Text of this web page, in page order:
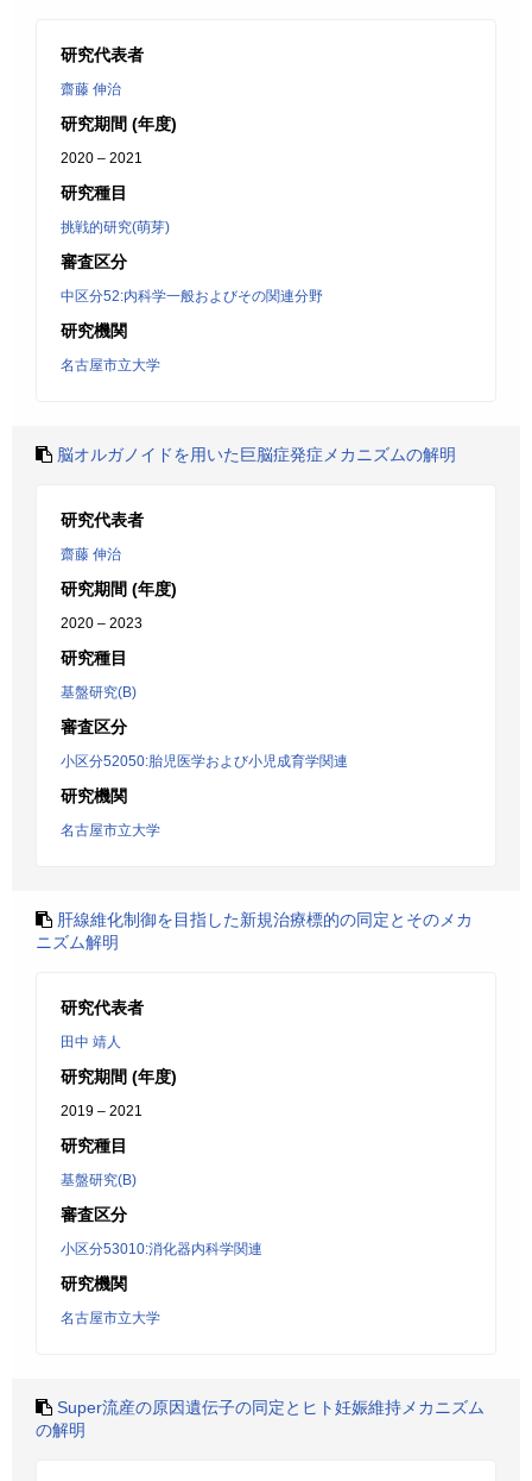
研究代表者
齋藤 伸治
研究期間 (年度)
2020 – 2021
研究種目
挑戦的研究(萌芽)
審査区分
中区分52:内科学一般およびその関連分野
研究機関
名古屋市立大学
脳オルガノイドを用いた巨脳症発症メカニズムの解明
研究代表者
齋藤 伸治
研究期間 (年度)
2020 – 2023
研究種目
基盤研究(B)
審査区分
小区分52050:胎児医学および小児成育学関連
研究機関
名古屋市立大学
肝線維化制御を目指した新規治療標的の同定とそのメカ
ニズム解明
研究代表者
田中 靖人
研究期間 (年度)
2019 – 2021
研究種目
基盤研究(B)
審査区分
小区分53010:消化器内科学関連
研究機関
名古屋市立大学
Super流産の原因遺伝子の同定とヒト妊娠維持メカニズム
の解明